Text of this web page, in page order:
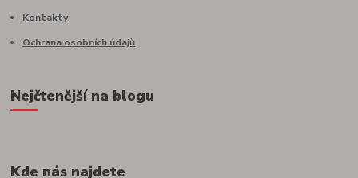
Kontakty
Ochrana osobních údajů
Nejčtenější na blogu
Kde nás najdete